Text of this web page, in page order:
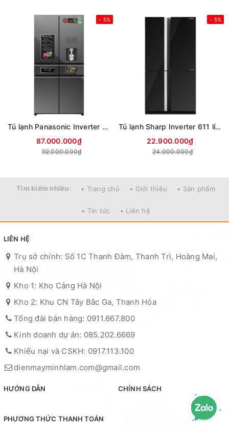
- 5%
Tủ lạnh Panasonic Inverter 650 lít PRIME+ Edition Multi Door NR-WY720ZMMV
87.000.000₫
92.000.000₫
- 5%
Tủ lạnh Sharp Inverter 611 lít Multi Door SJ-FXPI700VG-BK
22.900.000₫
24.000.000₫
Tìm kiếm nhiều: • Trang chủ • Giới thiệu • Sản phẩm
• Tin tức • Liên hệ
LIÊN HỆ
Trụ sở chính: Số 1C Thanh Đàm, Thanh Trì, Hoàng Mai,
Hà Nội
Kho 1: Kho Cảng Hà Nội
Kho 2: Khu CN Tây Bắc Ga, Thanh Hóa
Tổng đài bán hàng: 0911.667.800
Kinh doanh dự án: 085.202.6669
Khiếu nại và CSKH: 0917.113.100
dienmayminhlam.com@gmail.com
HƯỚNG DẪN CHÍNH SÁCH
PHƯƠNG THỨC THANH TOÁN